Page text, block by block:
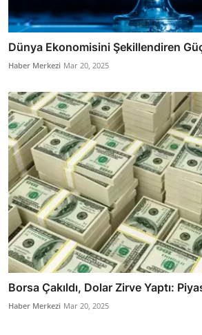
Dünya Ekonomisini Şekillendiren
Haber Merkezi Mar 20, 2025
Borsa Çakıldı, Dolar Zirve Yaptı:
Haber Merkezi Mar 20, 2025